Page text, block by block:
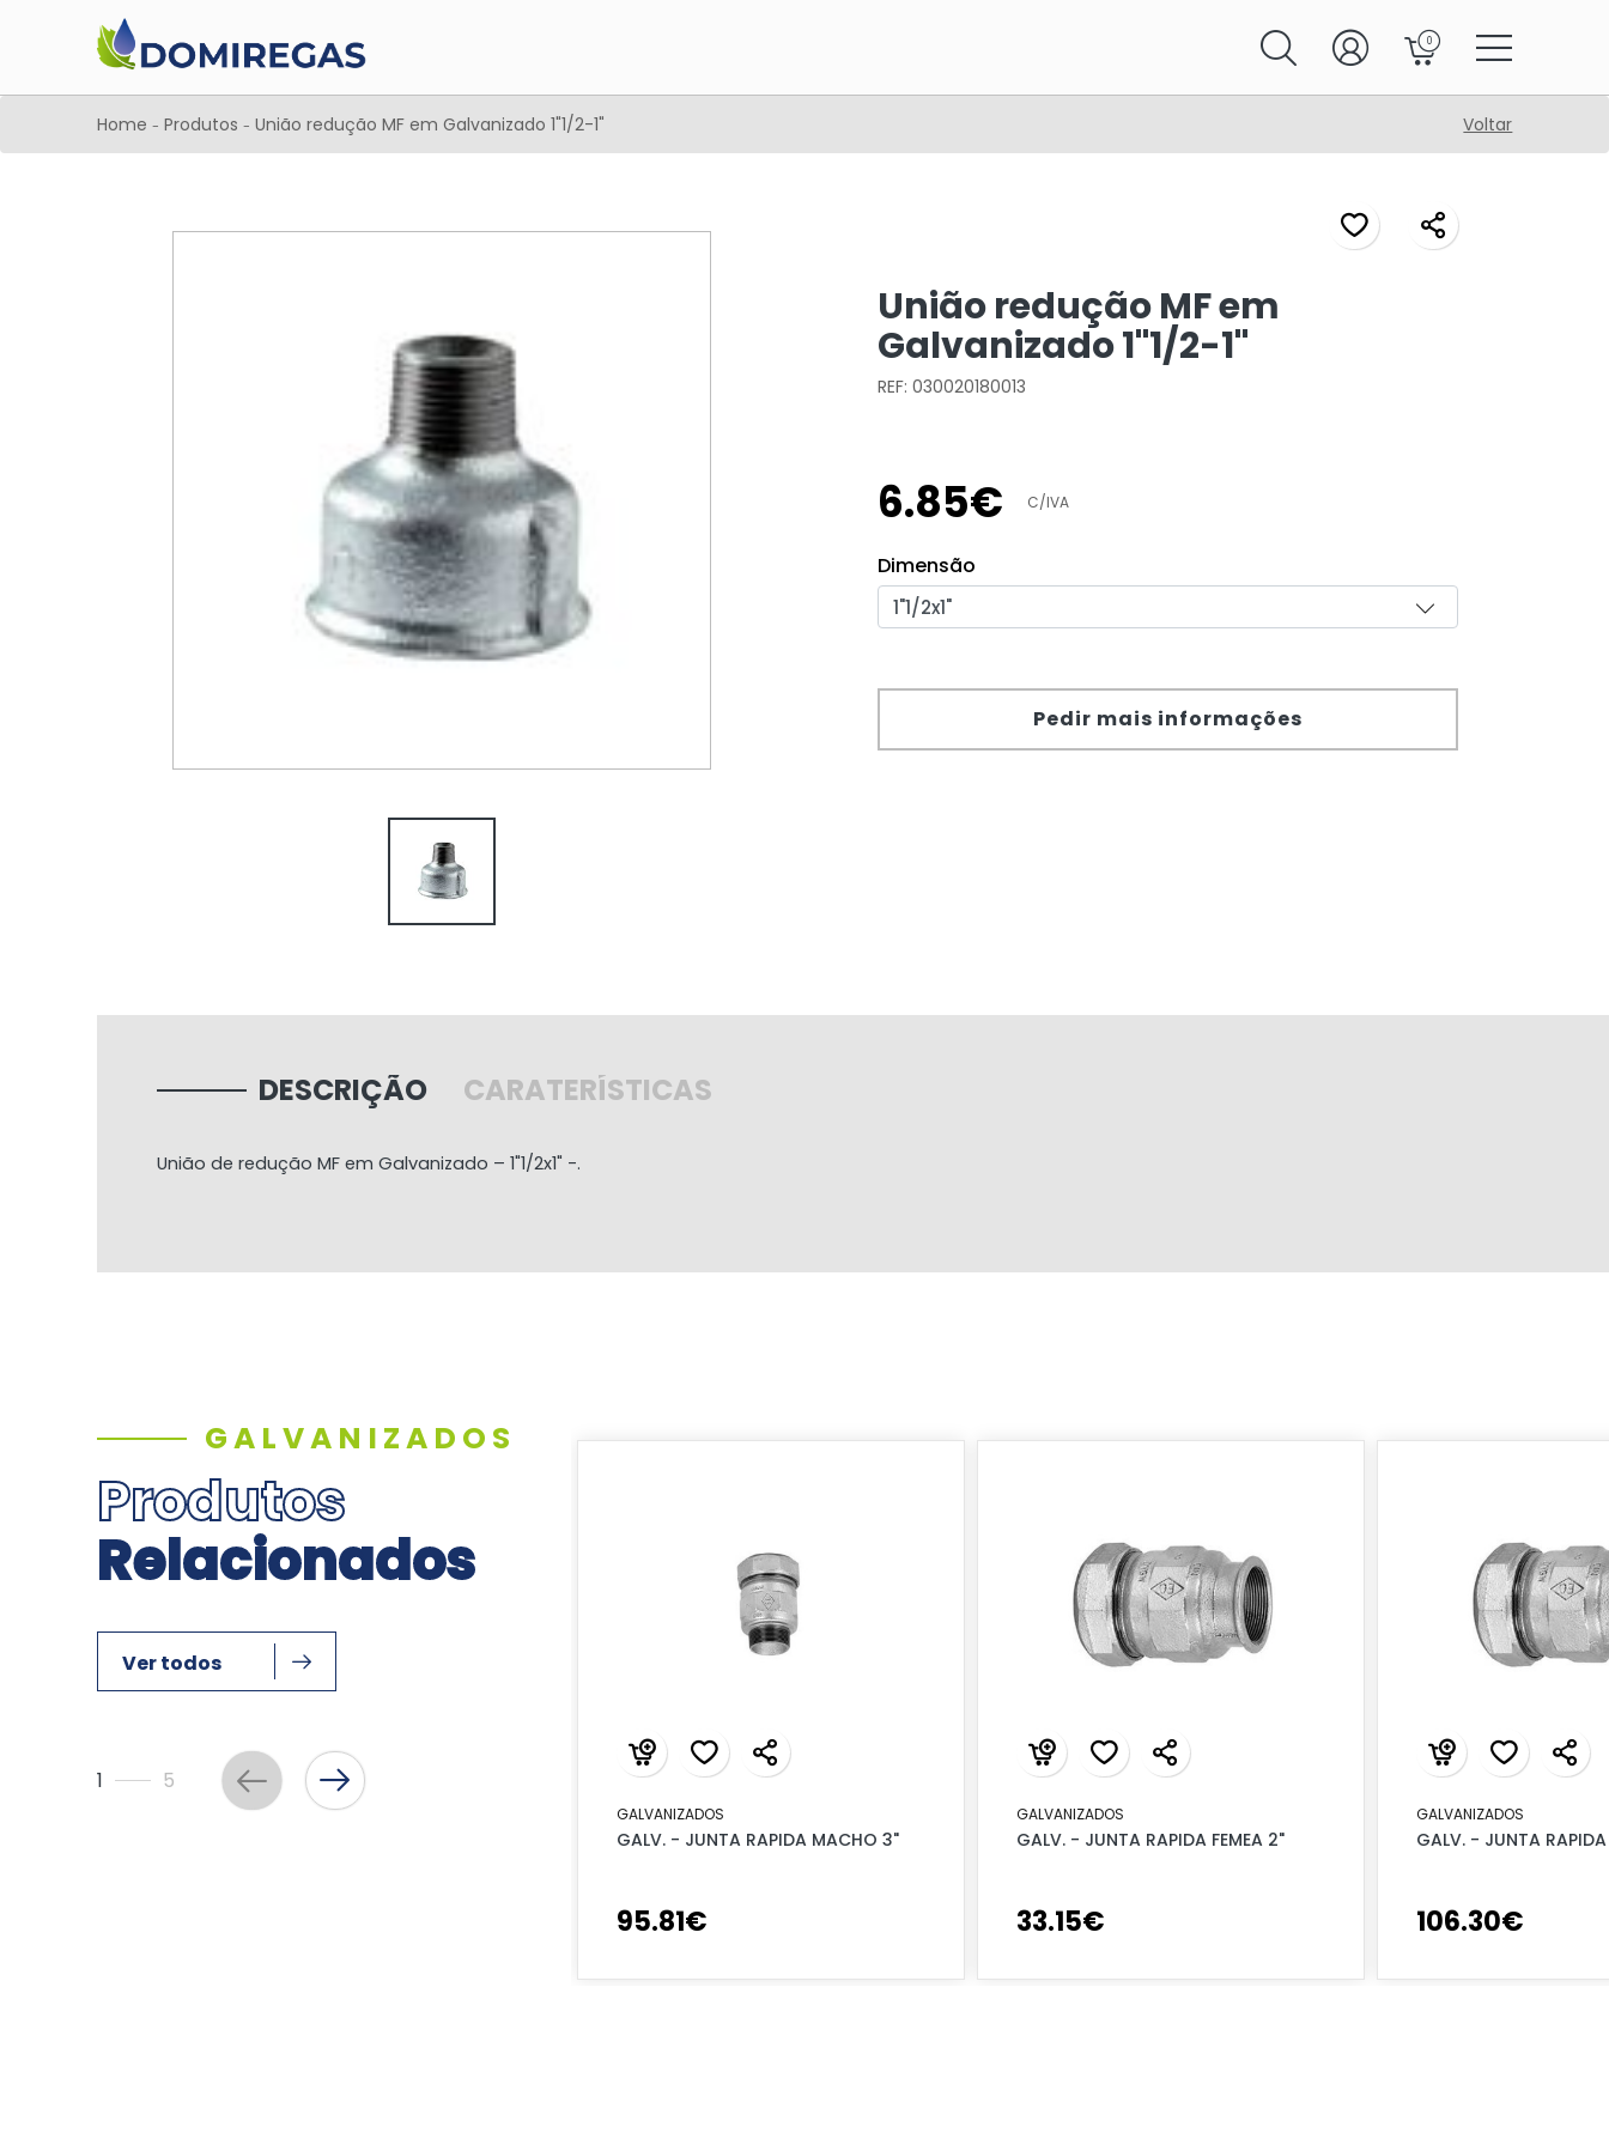
0
Home - Produtos - União redução MF em Galvanizado 1"1/2-1" Voltar
União redução MF em
Galvanizado 1"1/2-1"
REF: 030020180013
6.85€ C/IVA
Dimensão
Pedir mais informações
DESCRIÇÃO CARATERÍSTICAS
União de redução MF em Galvanizado – 1"1/2x1" -.
GALVANIZADOS
Produtos
Relacionados
Ver todos
1 5
GALVANIZADOS
GALV. - JUNTA RAPIDA MACHO 3"
95.81€
GALVANIZADOS
GALV. - JUNTA RAPIDA FEMEA 2"
33.15€
GALVANIZADOS
GALV. - JUNTA RAPIDA
106.30€